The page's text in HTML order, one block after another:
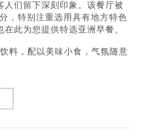
人们留下深刻印象。该餐厅被
特别注重选用具有地方特色
此为您提供特选亚洲早餐。
料，配以美味小食，气氛随意